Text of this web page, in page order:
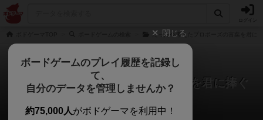
たった今考えたプロポーズの言葉を君に
たった今考えたプロポーズの言葉を君に捧ぐ
よ。 ─空気クリア─
0件のリプレイ日記
閉じる
ボードゲームのプレイ履歴を記録し
て、
自分のデータを管理しませんか？
約75,000人がボドゲーマを利用中！